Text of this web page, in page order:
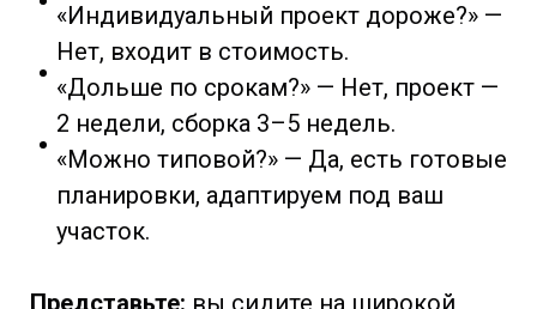
«Индивидуальный проект дороже?» —
Нет, входит в стоимость.
«Дольше по срокам?» — Нет, проект —
2 недели, сборка 3–5 недель.
«Можно типовой?» — Да, есть готовые
планировки, адаптируем под ваш
участок.
Представьте: вы сидите на широкой